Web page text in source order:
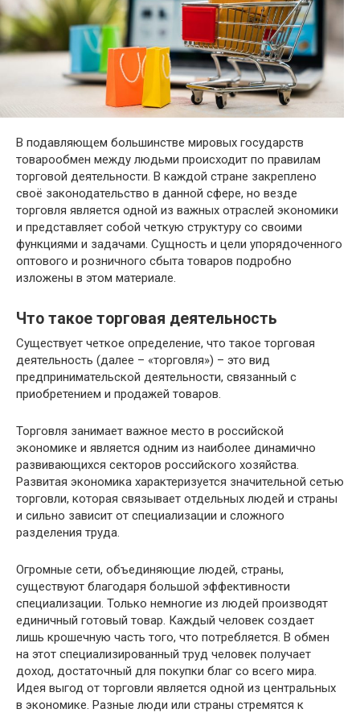
В подавляющем большинстве мировых государств
товарообмен между людьми происходит по правилам
торговой деятельности. В каждой стране закреплено
своё законодательство в данной сфере, но везде
торговля является одной из важных отраслей экономики
и представляет собой четкую структуру со своими
функциями и задачами. Сущность и цели упорядоченного
оптового и розничного сбыта товаров подробно
изложены в этом материале.
Что такое торговая деятельность
Существует четкое определение, что такое торговая
деятельность (далее – «торговля») – это вид
предпринимательской деятельности, связанный с
приобретением и продажей товаров.
Торговля занимает важное место в российской
экономике и является одним из наиболее динамично
развивающихся секторов российского хозяйства.
Развитая экономика характеризуется значительной сетью
торговли, которая связывает отдельных людей и страны
и сильно зависит от специализации и сложного
разделения труда.
Огромные сети, объединяющие людей, страны,
существуют благодаря большой эффективности
специализации. Только немногие из людей производят
единичный готовый товар. Каждый человек создает
лишь крошечную часть того, что потребляется. В обмен
на этот специализированный труд человек получает
доход, достаточный для покупки благ со всего мира.
Идея выгод от торговли является одной из центральных
в экономике. Разные люди или страны стремятся к